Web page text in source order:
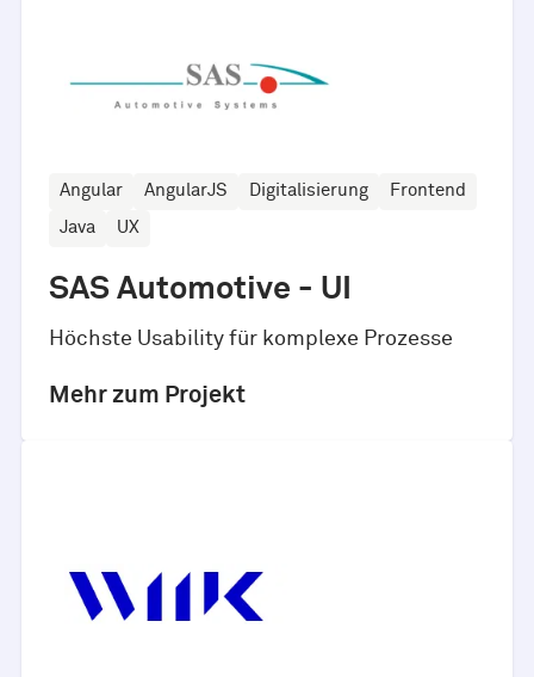
Angular AngularJS Digitalisierung Frontend
Java UX
SAS Automotive - UI
Höchste Usability für komplexe Prozesse
Mehr zum Projekt